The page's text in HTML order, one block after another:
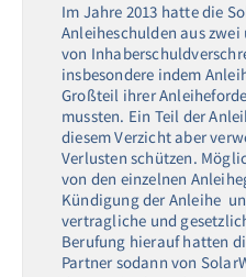
Im Jahre 2013 hatte die
Anleiheschulden aus
von
insbesondere indem
Großteil ihrer
mussten. Ein Teil der
diesem Verzicht aber
Verlusten schützen.
von den einzelnen
Kündigung der Anleihe
vertragliche und
Berufung hierauf hatten
Partner sodann von